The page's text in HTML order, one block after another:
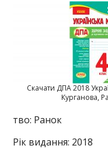
Скачати ДПА 2018
Курганова,
тво: Ранок
Рік видання: 2018